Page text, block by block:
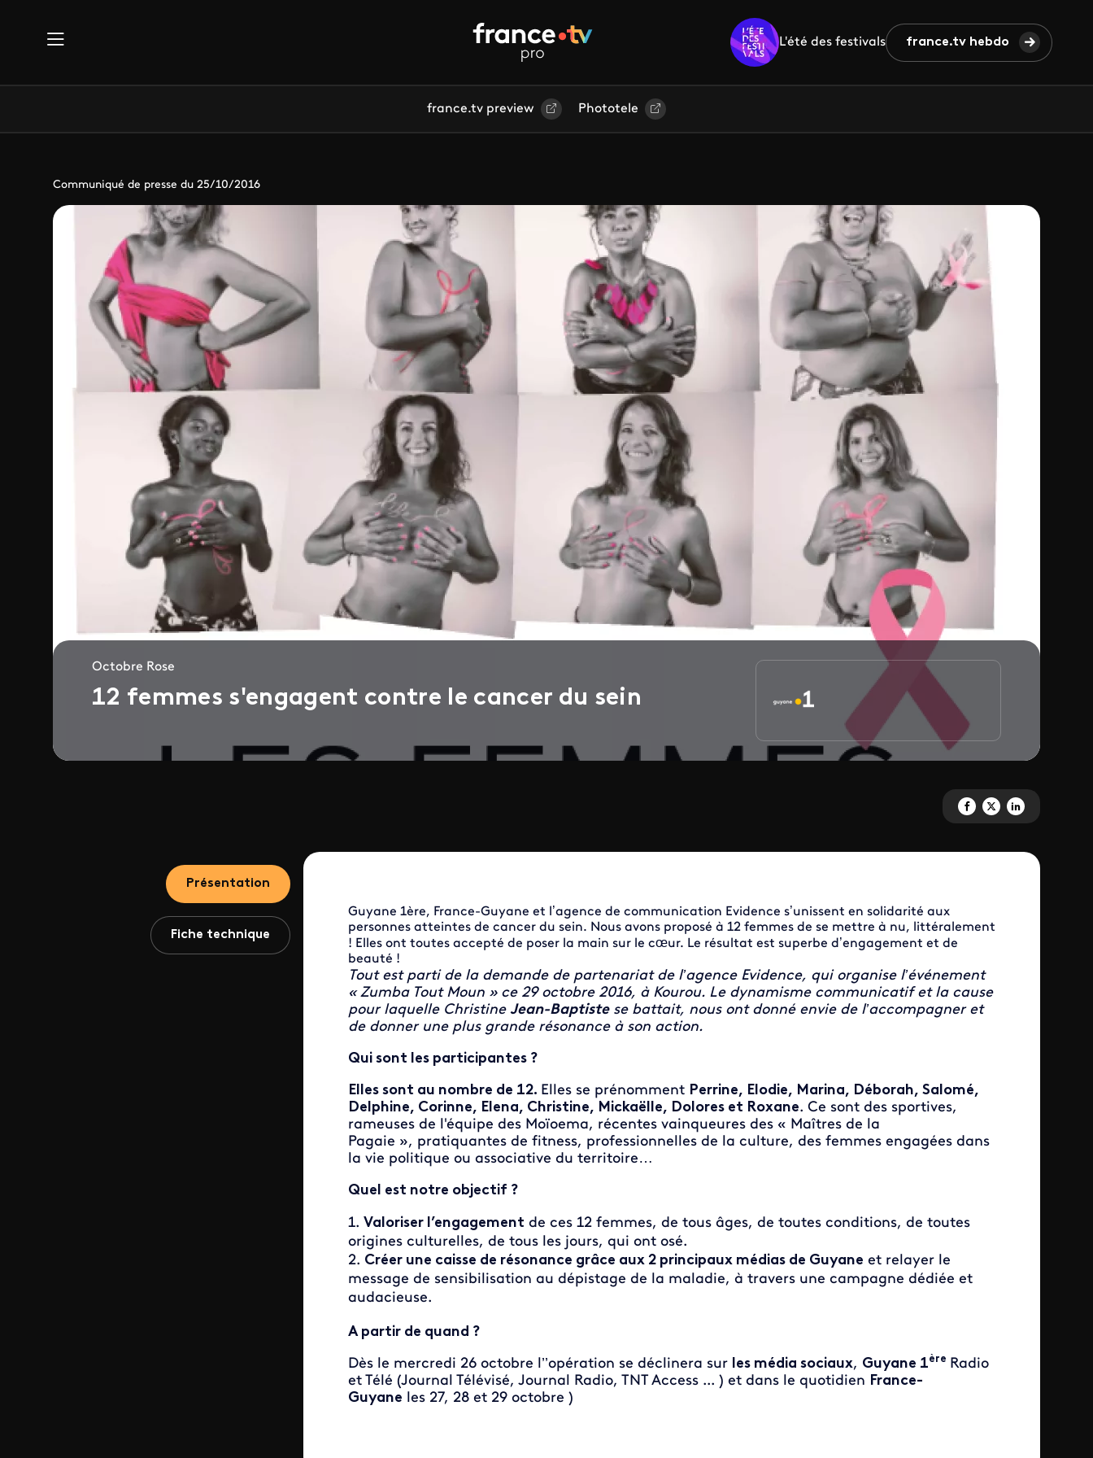
L'été des festivals france.tv hebdo
france.tv preview Phototele
Communiqué de presse du 25/10/2016
Octobre Rose
12 femmes s'engagent contre le cancer du sein
Partagez '12 femmes
Partagez '12 femmes
Partagez '12
Présentation
Fiche technique
Guyane 1ère, France-Guyane et l’agence de communication Evidence s’unissent en solidarité aux
personnes atteintes de cancer du sein. Nous avons proposé à 12 femmes de se mettre à nu, littéralement
! Elles ont toutes accepté de poser la main sur le cœur. Le résultat est superbe d’engagement et de
beauté !
Tout est parti de la demande de partenariat de l’agence Evidence, qui organise l’événement
« Zumba Tout Moun » ce 29 octobre 2016, à Kourou. Le dynamisme communicatif et la cause
pour laquelle Christine Jean-Baptistese battait, nous ont donné envie de l’accompagner et
de donner une plus grande résonance à son action.
Qui sont les participantes ?
Elles sont au nombre de 12. Elles se prénomment Perrine, Elodie, Marina, Déborah, Salomé,
Delphine, Corinne, Elena, Christine, Mickaëlle, Dolores et Roxane. Ce sont des sportives,
rameuses de l'équipe des Moïoema, récentes vainqueures des « Maîtres de la
Pagaie », pratiquantes de fitness, professionnelles de la culture, des femmes engagées dans
la vie politique ou associative du territoire…
Quel est notre objectif ?
Valoriser l’engagement de ces 12 femmes, de tous âges, de toutes conditions, de toutes
origines culturelles, de tous les jours, qui ont osé.
Créer une caisse de résonance grâce aux 2 principaux médias de Guyane et relayer le
message de sensibilisation au dépistage de la maladie, à travers une campagne dédiée et
audacieuse.
A partir de quand ?
Dès le mercredi 26 octobre l’’opération se déclinera sur les média sociaux, Guyane 1ère Radio
et Télé (Journal Télévisé, Journal Radio, TNT Access ... ) et dans le quotidien France-
Guyane les 27, 28 et 29 octobre )